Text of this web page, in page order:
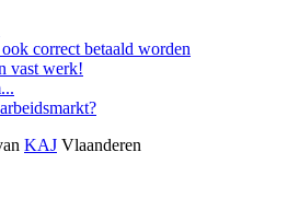
correct betaald worden
vast werk!
KAJ Vlaanderen